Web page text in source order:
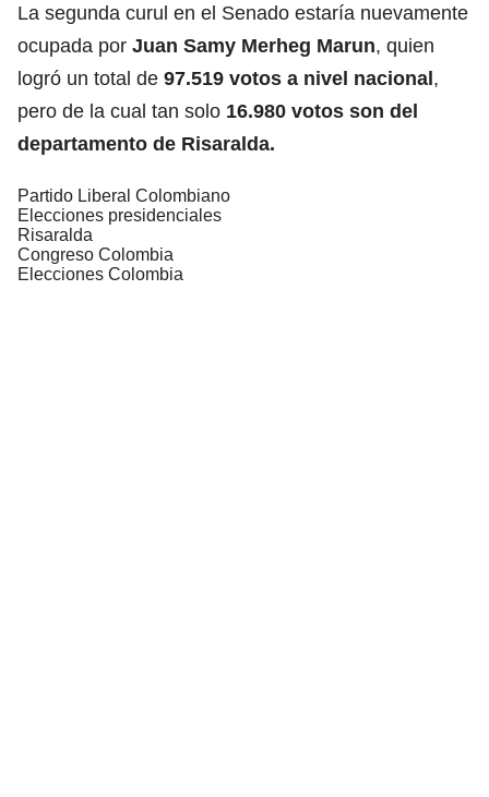
La segunda curul en el Senado estaría nuevamente
ocupada por Juan Samy Merheg Marun, quien
logró un total de 97.519 votos a nivel nacional,
pero de la cual tan solo 16.980 votos son del
departamento de Risaralda.
Partido Liberal Colombiano
Elecciones presidenciales
Risaralda
Congreso Colombia
Elecciones Colombia